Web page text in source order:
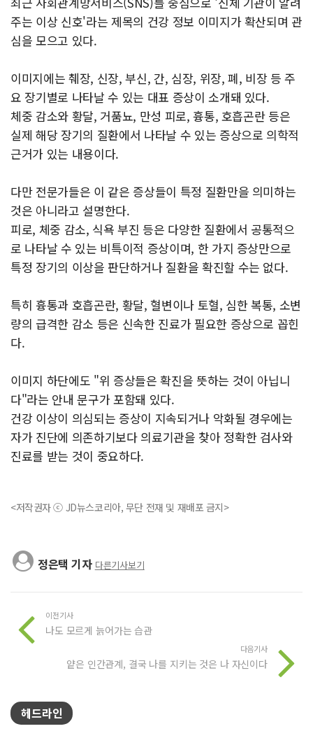
주는 이상 신호'라는 제목의 건강 정보 이미지가 확산되며 관
심을 모으고 있다.
이미지에는 췌장, 신장, 부신, 간, 심장, 위장, 폐, 비장 등 주
요 장기별로 나타날 수 있는 대표 증상이 소개돼 있다.
체중 감소와 황달, 거품뇨, 만성 피로, 흉통, 호흡곤란 등은
실제 해당 장기의 질환에서 나타날 수 있는 증상으로 의학적
근거가 있는 내용이다.
다만 전문가들은 이 같은 증상들이 특정 질환만을 의미하는
것은 아니라고 설명한다.
피로, 체중 감소, 식욕 부진 등은 다양한 질환에서 공통적으
로 나타날 수 있는 비특이적 증상이며, 한 가지 증상만으로
특정 장기의 이상을 판단하거나 질환을 확진할 수는 없다.
특히 흉통과 호흡곤란, 황달, 혈변이나 토혈, 심한 복통, 소변
량의 급격한 감소 등은 신속한 진료가 필요한 증상으로 꼽힌
다.
이미지 하단에도 "위 증상들은 확진을 뜻하는 것이 아닙니
다"라는 안내 문구가 포함돼 있다.
건강 이상이 의심되는 증상이 지속되거나 악화될 경우에는
자가 진단에 의존하기보다 의료기관을 찾아 정확한 검사와
진료를 받는 것이 중요하다.
<저작권자 ⓒ JD뉴스코리아, 무단 전재 및 재배포 금지>
정은택 기자 다른기사보기
이전기사
나도 모르게 늙어가는 습관
다음기사
얕은 인간관계, 결국 나를 지키는 것은 나 자신이다
헤드라인